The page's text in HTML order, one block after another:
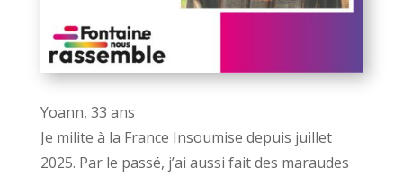
Yoann, 33 ans
Je milite à la France Insoumise depuis juillet
2025. Par le passé, j’ai aussi fait des maraudes